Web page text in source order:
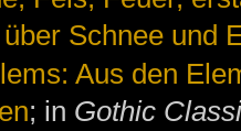
Schnee und
Aus den
; in Gothic